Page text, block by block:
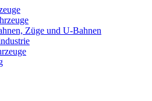
Züge und U-Bahnen